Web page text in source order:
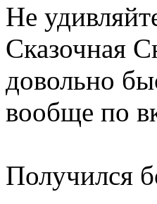
Не
Сказочная
довольно
вообще по
Получился